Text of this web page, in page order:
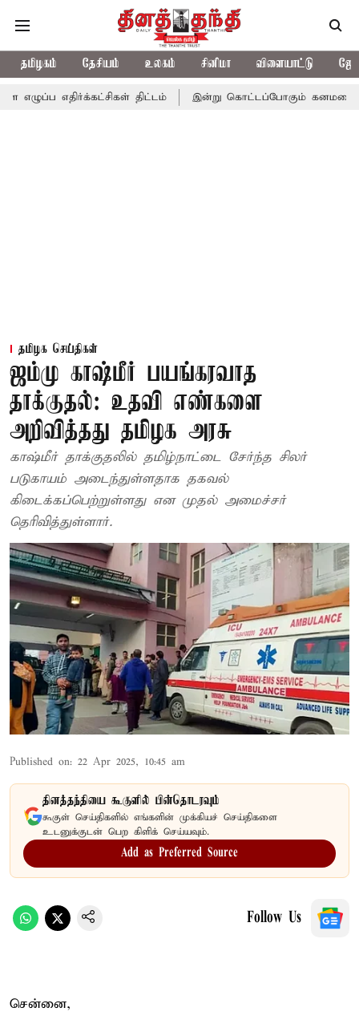
தமிழகம் தேசியம் உலகம் சினிமா விளையாட்டு
திட்டம் இன்று கொட்டப்போகும் கனமழை.. எந்தெந்த
தமிழக செய்திகள்
ஜம்மு காஷ்மீர் பயங்கரவாத
தாக்குதல்: உதவி எண்களை
அறிவித்தது தமிழக அரசு
காஷ்மீர் தாக்குதலில் தமிழ்நாட்டை சேர்ந்த சிலர்
படுகாயம் அடைந்துள்ளதாக தகவல்
கிடைக்கப்பெற்றுள்ளது என முதல் அமைச்சர்
தெரிவித்துள்ளார்.
Published on: 22 Apr 2025, 10:45 am
தினத்தந்தியை கூகுளில் பின்தொடரவும்
கூகுள் செய்திகளில் எங்களின் முக்கியச் செய்திகளை
உடனுக்குடன் பெற கிளிக் செய்யவும்.
Add as Preferred Source
Follow Us
சென்னை,